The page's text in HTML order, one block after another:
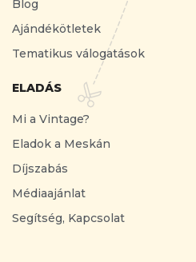
Blog
Ajándékötletek
Tematikus válogatások
ELADÁS
Mi a Vintage?
Eladok a Meskán
Díjszabás
Médiaajánlat
Segítség, Kapcsolat